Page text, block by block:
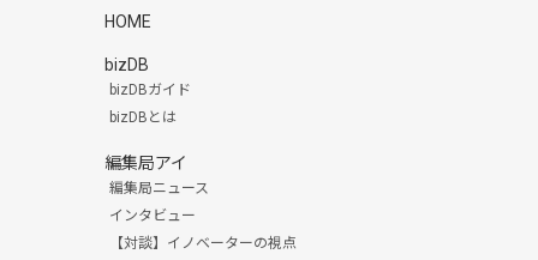
HOME
bizDB
bizDBガイド
bizDBとは
編集局アイ
編集局ニュース
インタビュー
【対談】イノベーターの視点